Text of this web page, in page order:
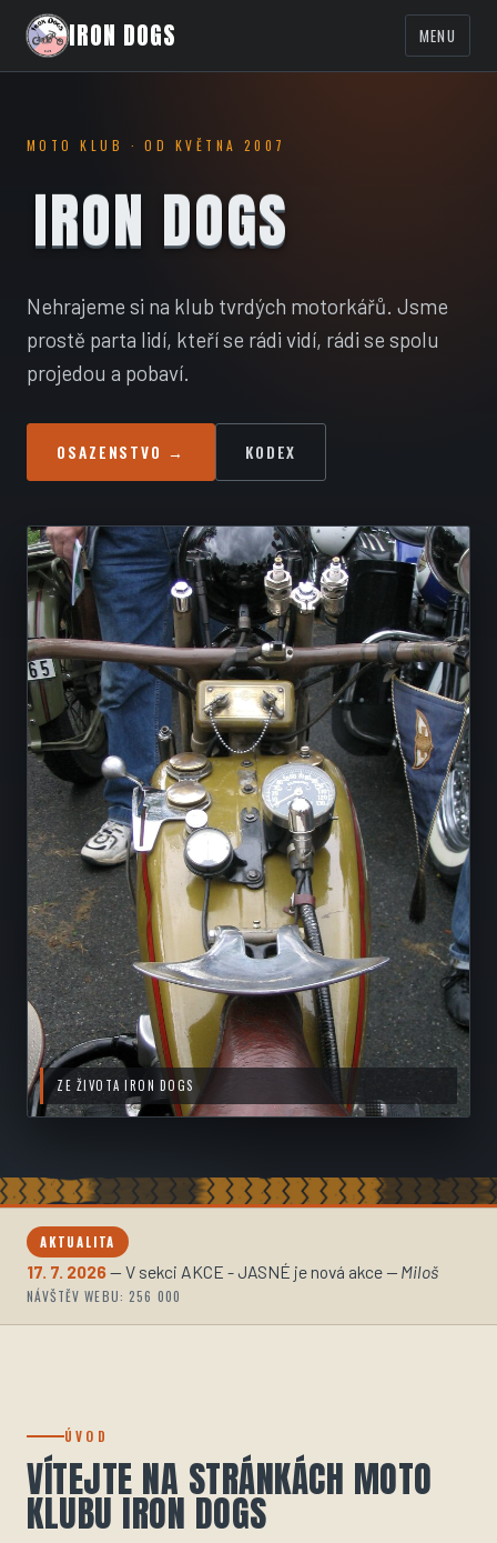
IRON DOGS MENU
MOTO KLUB · OD KVĚTNA 2007
IRON DOGS
Nehrajeme si na klub tvrdých motorkářů. Jsme
prostě parta lidí, kteří se rádi vidí, rádi se spolu
projedou a pobaví.
OSAZENSTVO → KODEX
ZE ŽIVOTA IRON DOGS
AKTUALITA
17. 7. 2026— V sekci AKCE - JASNÉ je nová akce— Miloš
NÁVŠTĚV WEBU: 256 000
ÚVOD
VÍTEJTE NA STRÁNKÁCH MOTO
KLUBU IRON DOGS